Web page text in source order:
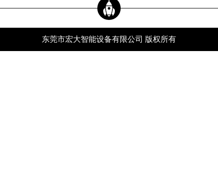
东莞市宏大智能设备有限公司 版权所有